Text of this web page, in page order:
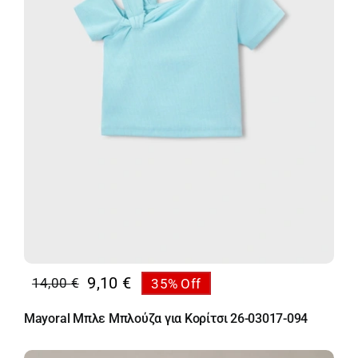
14,00€
Original
price
was:
14,00 €.
9,10 €
Η
τρέχουσα
τιμή
είναι:
35% Off
Mayoral Μπλε Μπλούζα για Κορίτσι 26-03017-094